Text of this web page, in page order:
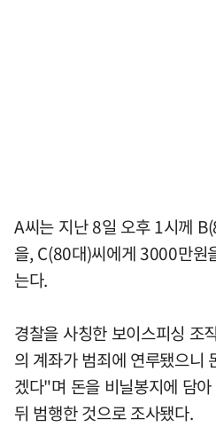
A씨는 지난 8일 오후 1시께
을, C(80대)씨에게 3000만원
는다.
경찰을 사칭한 보이스피싱 조
의 계좌가 범죄에 연루됐으니
겠다"며 돈을 비닐봉지에 담
뒤 범행한 것으로 조사됐다.